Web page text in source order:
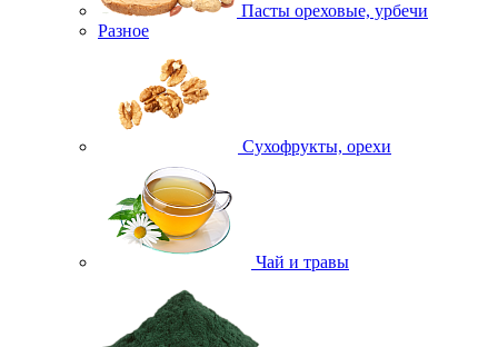
Пасты ореховые, урбечи
Разное
Сухофрукты, орехи
Чай и травы